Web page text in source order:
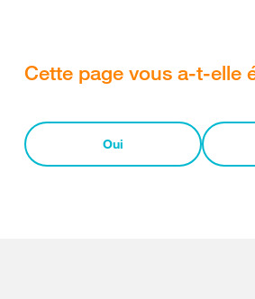
Cette page vous a-t-elle
Oui